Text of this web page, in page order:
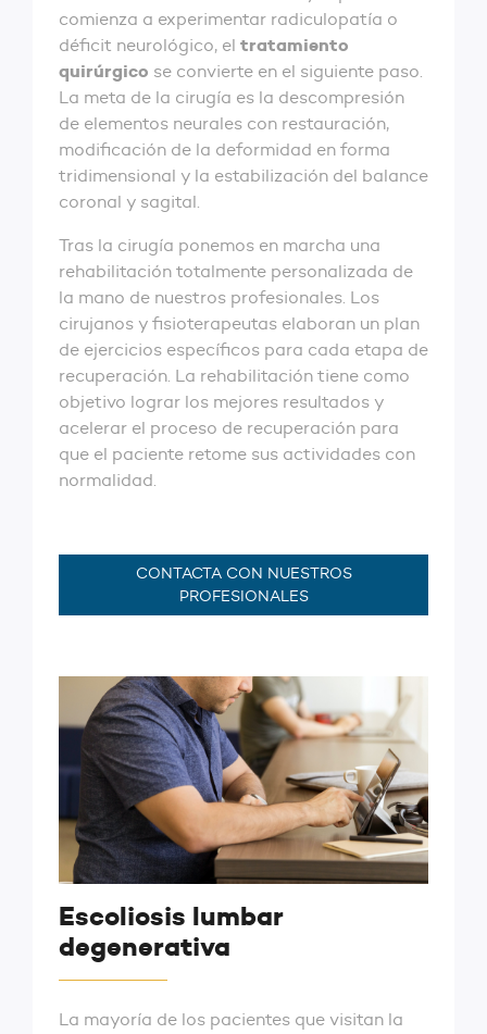
comienza a experimentar radiculopatía o
déficit neurológico, el tratamiento
quirúrgico se convierte en el siguiente paso.
La meta de la cirugía es la descompresión
de elementos neurales con restauración,
modificación de la deformidad en forma
tridimensional y la estabilización del balance
coronal y sagital.
Tras la cirugía ponemos en marcha una
rehabilitación totalmente personalizada de
la mano de nuestros profesionales. Los
cirujanos y fisioterapeutas elaboran un plan
de ejercicios específicos para cada etapa de
recuperación. La rehabilitación tiene como
objetivo lograr los mejores resultados y
acelerar el proceso de recuperación para
que el paciente retome sus actividades con
normalidad.
CONTACTA CON NUESTROS
PROFESIONALES
Escoliosis lumbar
degenerativa
La mayoría de los pacientes que visitan la